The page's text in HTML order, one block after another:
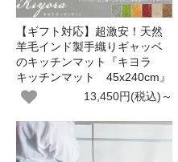
【ギフト対応】超激安！天然
羊毛インド製手織りギャッベ
のキッチンマット『キヨラ
キッチンマット 45x240cm』
13,450円(税込)～